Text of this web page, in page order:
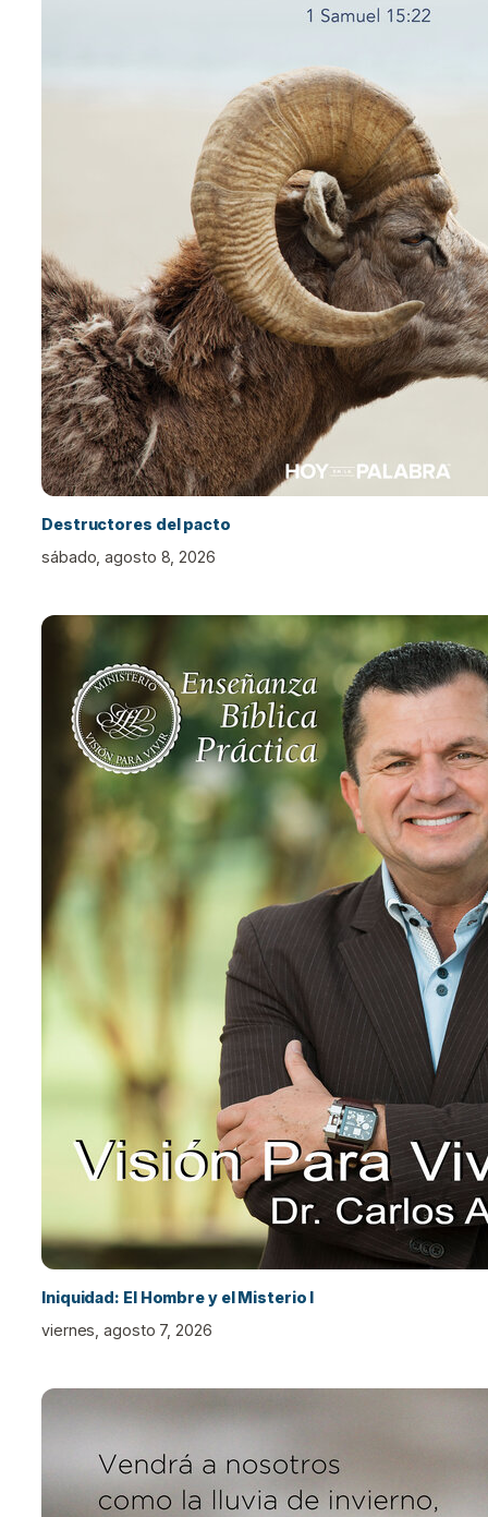
Destructores del pacto
sábado, agosto 8, 2026
Iniquidad: El Hombre y el Misterio I
viernes, agosto 7, 2026